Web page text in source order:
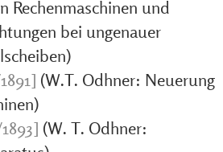
Rechenmaschinen und
bei ungenauer
(W.T. Odhner: Neuerung
(W. T. Odhner: